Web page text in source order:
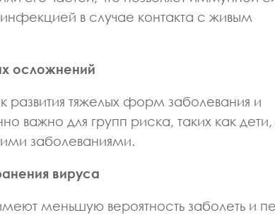
в случае контакта с живым
осложнений
развития тяжелых форм заболевания и
важно для групп риска, таких как
заболеваниями.
вируса
меньшую вероятность заболеть и